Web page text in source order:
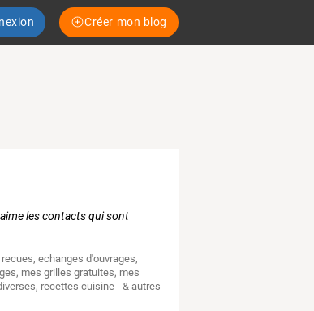
Créer mon blog
les contacts qui sont
,echanges d'ouvrages,
, mes grilles gratuites, mes
, recettes cuisine - & autres